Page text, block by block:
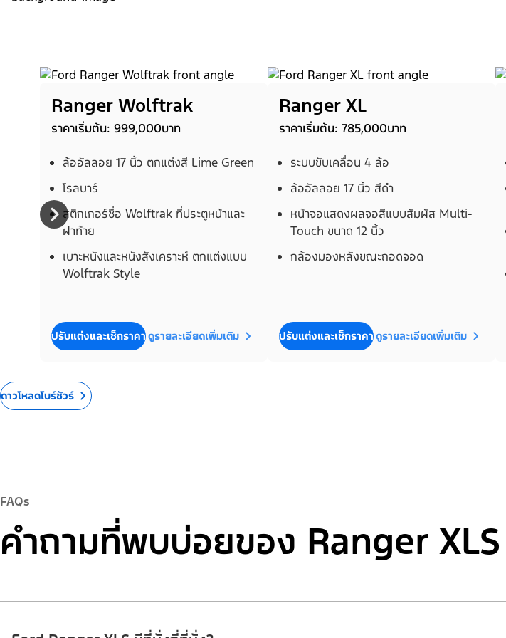
Ranger Wolftrak
ราคาเริ่มต้น: 999,000บาท
ล้ออัลลอย 17 นิ้ว ตกแต่งสี Lime Green
โรลบาร์
สติกเกอร์ชื่อ Wolftrak ที่ประตูหน้าและ
ฝาท้าย
เบาะหนังและหนังสังเคราะห์ ตกแต่งแบบ
Wolftrak Style
ปรับแต่งและเช็กราคาดูรายละเอียดเพิ่มเติม
Ranger XL
ราคาเริ่มต้น: 785,000บาท
ระบบขับเคลื่อน 4 ล้อ
ล้ออัลลอย 17 นิ้ว สีดำ
หน้าจอแสดงผลจอสีแบบสัมผัส Multi-
Touch ขนาด 12 นิ้ว
กล้องมองหลังขณะถอดจอด
ปรับแต่งและเช็กราคาดูรายละเอียดเพิ่มเติม
ดาวโหลดโบร์ชัวร์
FAQs
คำถามที่พบบ่อยของ Ranger XLS